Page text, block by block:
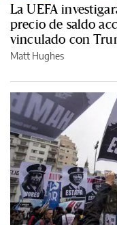
La UEFA
precio de saldo
vinculado con
Matt Hughes